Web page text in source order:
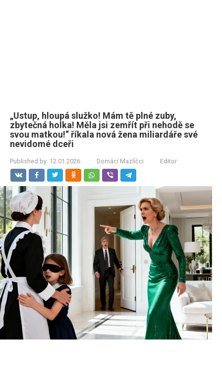
„Ustup, hloupá služko! Mám tě plné zuby,
zbytečná holka! Měla jsi zemřít při nehodě se
svou matkou!“ říkala nová žena miliardáře své
nevidomé dceři
Published by: 12.01.2026 Domácí Mazlíčci Editor